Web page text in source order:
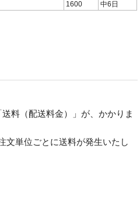
1600 中6日
料（配送料金）」が、かかりま
文単位ごとに送料が発生いたし